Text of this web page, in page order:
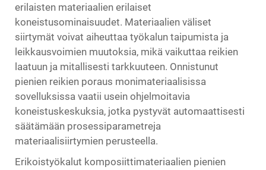
erilaisten materiaalien erilaiset
koneistusominaisuudet. Materiaalien väliset
siirtymät voivat aiheuttaa työkalun taipumista ja
leikkausvoimien muutoksia, mikä vaikuttaa reikien
laatuun ja mitallisesti tarkkuuteen. Onnistunut
pienien reikien poraus monimateriaalisissa
sovelluksissa vaatii usein ohjelmoitavia
koneistuskeskuksia, jotka pystyvät automaattisesti
säätämään prosessiparametreja
materiaalisiirtymien perusteella.
Erikoistyökalut komposiittimateriaalien pienien